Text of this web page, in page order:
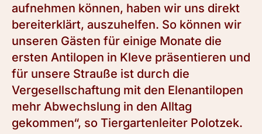
aufnehmen können, haben wir uns direkt
bereiterklärt, auszuhelfen. So können wir
unseren Gästen für einige Monate die
ersten Antilopen in Kleve präsentieren und
für unsere Strauße ist durch die
Vergesellschaftung mit den Elenantilopen
mehr Abwechslung in den Alltag
gekommen“, so Tiergartenleiter Polotzek.